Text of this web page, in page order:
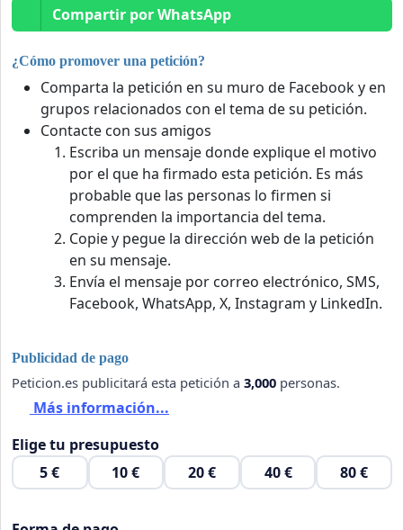
Compartir por WhatsApp
¿Cómo promover una petición?
Comparta la petición en su muro de Facebook y en
grupos relacionados con el tema de su petición.
Contacte con sus amigos
Escriba un mensaje donde explique el motivo
por el que ha firmado esta petición. Es más
probable que las personas lo firmen si
comprenden la importancia del tema.
Copie y pegue la dirección web de la petición
en su mensaje.
Envía el mensaje por correo electrónico, SMS,
Facebook, WhatsApp, X, Instagram y LinkedIn.
Publicidad de pago
Peticion.es publicitará esta petición a 3,000 personas.
Más información...
Elige tu presupuesto
5 €
10 € 20 € 40 € 80 €